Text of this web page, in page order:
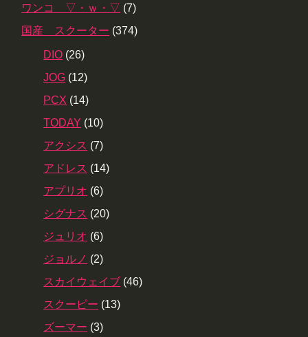
ワンコ ▽・ｗ・▽ (7)
国産 スクーター (374)
DIO (26)
JOG (12)
PCX (14)
TODAY (10)
アクシス (7)
アドレス (14)
アプリオ (6)
シグナス (20)
ジュリオ (6)
ジョルノ (2)
スカイウェイブ (46)
スクーピー (13)
ズーマー (3)